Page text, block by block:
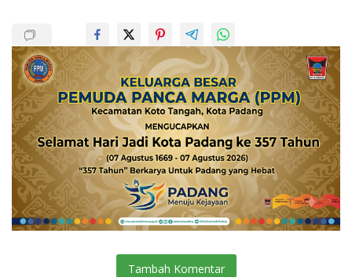
Tambah Komentar